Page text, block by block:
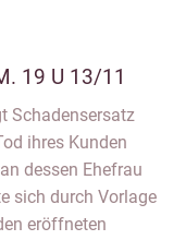
19 U 13/11
Schadensersatz
ihres Kunden
dessen Ehefrau
sich durch Vorlage
eröffneten